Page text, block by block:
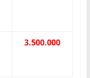
3.500.000